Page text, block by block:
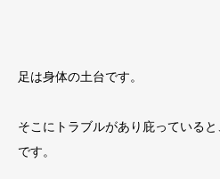
足は身体の土台です。
そこにトラブルがあり庇っている
です。